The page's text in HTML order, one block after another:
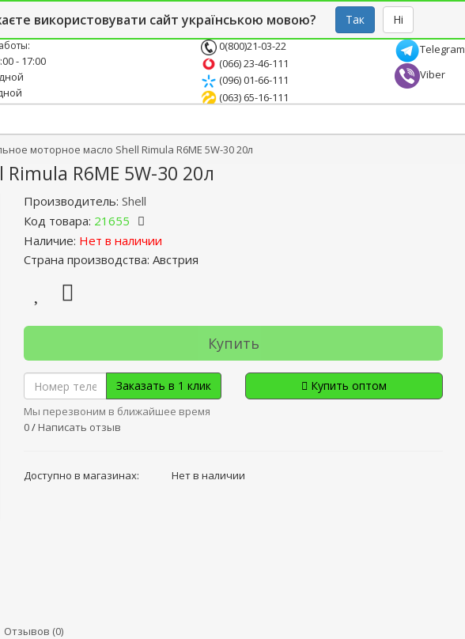
використовувати сайт українською мовою? Так Ні
блог Опт СТО
- 17:00
0(800)21-03-22
(066) 23-46-111
(096) 01-66-111
(063) 65-16-111
Telegram
Viber
моторное масло Shell Rimula R6ME 5W-30 20л
R6ME 5W-30 20л
Производитель: Shell
Код товара: 21655
Наличие: Нет в наличии
Страна производства: Австрия
Купить
Заказать в 1 клик
Мы перезвоним в ближайшее время
Купить оптом
0/ Написать отзыв
Доступно в магазинах: Нет в наличии
Отзывов (0)